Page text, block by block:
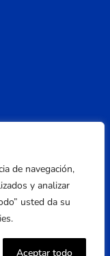
de navegación,
y analizar
usted da su
Aceptar todo
| Desarrollo